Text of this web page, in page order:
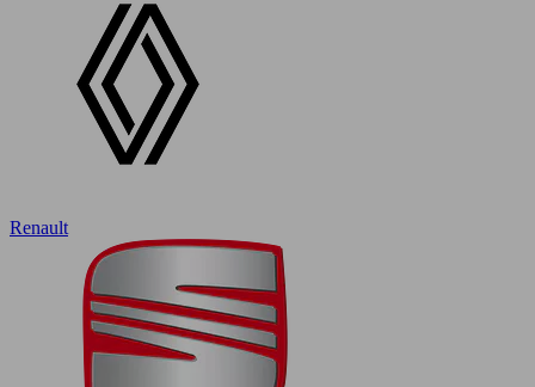
Renault